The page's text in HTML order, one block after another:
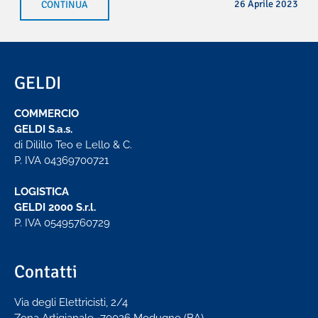
CONTINUA 26 Aprile 2023
GELDI
COMMERCIO
GELDI S.a.s.
di Dilillo Teo e Lello & C.
P. IVA 04369700721
LOGISTICA
GELDI 2000 S.r.l.
P. IVA 05495760729
Contatti
Via degli Elettricisti, 2/4